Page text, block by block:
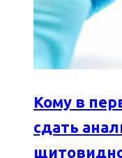
Кому в
сдать